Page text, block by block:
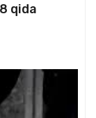
qida